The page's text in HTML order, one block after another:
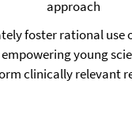
approach
foster rational use
young
clinically relevant